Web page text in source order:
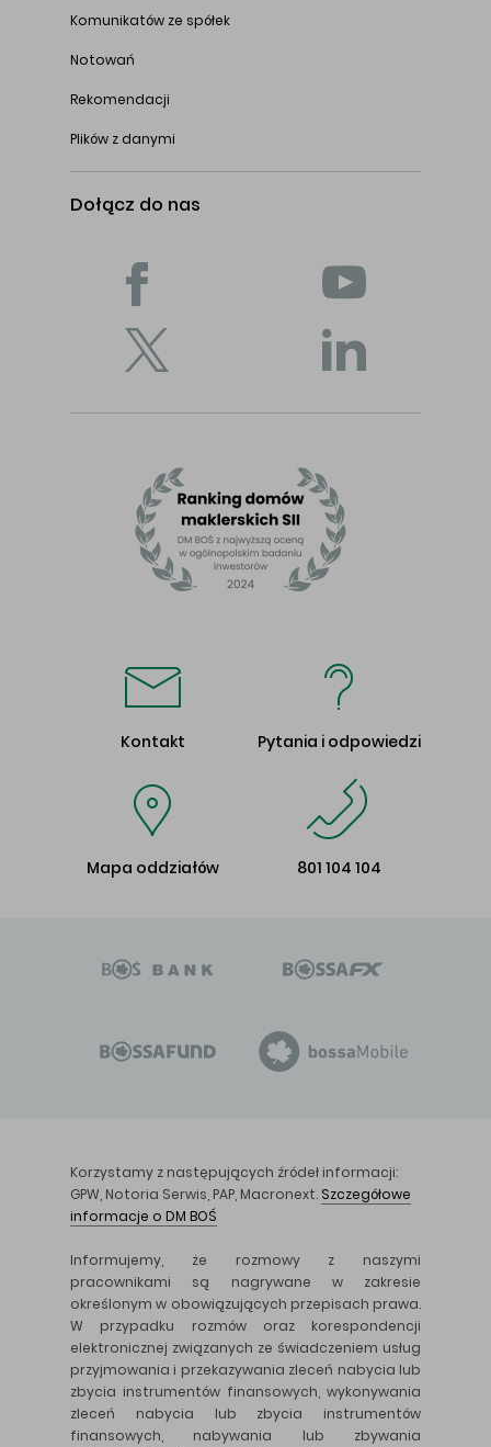
Komunikatów ze spółek
Notowań
Rekomendacji
Plików z danymi
Dołącz do nas
Kontakt Pytania i odpowiedzi
Mapa oddziałów 801 104 104
Korzystamy z następujących źródeł informacji:
GPW, Notoria Serwis, PAP, Macronext. Szczegółowe
informacje o DM BOŚ
Informujemy, że rozmowy z naszymi
pracownikami są nagrywane w zakresie
określonym w obowiązujących przepisach prawa.
W przypadku rozmów oraz korespondencji
elektronicznej związanych ze świadczeniem usług
przyjmowania i przekazywania zleceń nabycia lub
zbycia instrumentów finansowych, wykonywania
zleceń nabycia lub zbycia instrumentów
finansowych, nabywania lub zbywania